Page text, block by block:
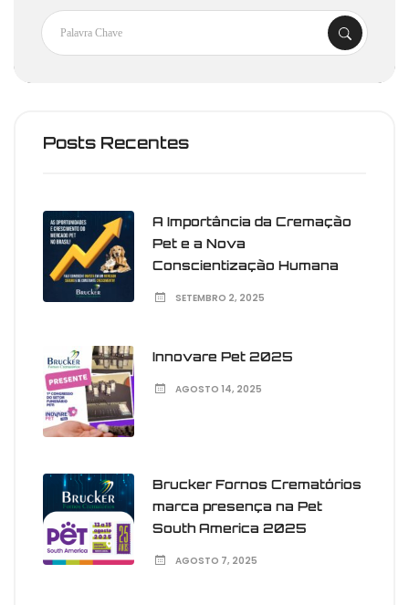
Posts Recentes
A Importância da Cremação
Pet e a Nova
Conscientização Humana
SETEMBRO 2, 2025
Innovare Pet 2025
AGOSTO 14, 2025
Brucker Fornos Crematórios
marca presença na Pet
South America 2025
AGOSTO 7, 2025